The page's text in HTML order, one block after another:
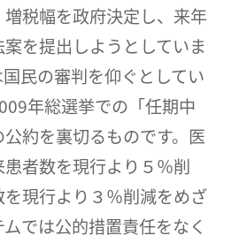
税幅を政府決定し、来年
を提出しようとしていま
民の審判を仰ぐとしてい
年総選挙での「任期中
約を裏切るものです。医
者数を現行より５％削
現行より３％削減をめざ
では公的措置責任をなく